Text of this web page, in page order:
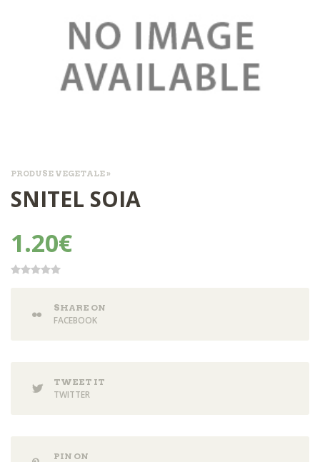
PRODUSE VEGETALE »
SNITEL SOIA
1.20€
SHARE ON
FACEBOOK
TWEET IT
TWITTER
PIN ON